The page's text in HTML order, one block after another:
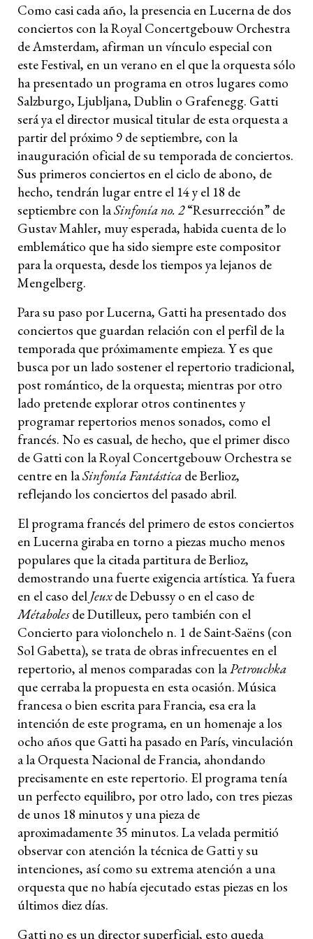
Como casi cada año, la presencia en Lucerna de dos
conciertos con la Royal Concertgebouw Orchestra
de Amsterdam, afirman un vínculo especial con
este Festival, en un verano en el que la orquesta sólo
ha presentado un programa en otros lugares como
Salzburgo, Ljubljana, Dublin o Grafenegg. Gatti
será ya el director musical titular de esta orquesta a
partir del próximo 9 de septiembre, con la
inauguración oficial de su temporada de conciertos.
Sus primeros conciertos en el ciclo de abono, de
hecho, tendrán lugar entre el 14 y el 18 de
septiembre con laSinfonía no. 2“Resurrección” de
Gustav Mahler, muy esperada, habida cuenta de lo
emblemático que ha sido siempre este compositor
para la orquesta, desde los tiempos ya lejanos de
Mengelberg.
Para su paso por Lucerna, Gatti ha presentado dos
conciertos que guardan relación con el perfil de la
temporada que próximamente empieza. Y es que
busca por un lado sostener el repertorio tradicional,
post romántico, de la orquesta; mientras por otro
lado pretende explorar otros continentes y
programar repertorios menos sonados, como el
francés. No es casual, de hecho, que el primer disco
de Gatti con la Royal Concertgebouw Orchestra se
centre en laSinfonía Fantástica de Berlioz,
reflejando los conciertos del pasado abril.
El programa francés del primero de estos conciertos
en Lucerna giraba en torno a piezas mucho menos
populares que la citada partitura de Berlioz,
demostrando una fuerte exigencia artística. Ya fuera
en el caso del Jeuxde Debussy o en el caso de
Métabolesde Dutilleux, pero también con el
Concierto para violonchelo n. 1 de Saint-Saëns (con
Sol Gabetta), se trata de obras infrecuentes en el
repertorio, al menos comparadas con laPetrouchka
que cerraba la propuesta en esta ocasión. Música
francesa o bien escrita para Francia, esa era la
intención de este programa, en un homenaje a los
ocho años que Gatti ha pasado en París, vinculación
a la Orquesta Nacional de Francia, ahondando
precisamente en este repertorio. El programa tenía
un perfecto equilibro, por otro lado, con tres piezas
de unos 18 minutos y una pieza de
aproximadamente 35 minutos. La velada permitió
observar con atención la técnica de Gatti y su
intenciones, así como su extrema atención a una
orquesta que no había ejecutado estas piezas en los
últimos diez días.
Gatti no es un director superficial, esto queda